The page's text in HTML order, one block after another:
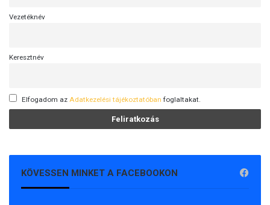
Vezetéknév
Keresztnév
Elfogadom az Adatkezelési tájékoztatóban foglaltakat.
KÖVESSEN MINKET A FACEBOOKON